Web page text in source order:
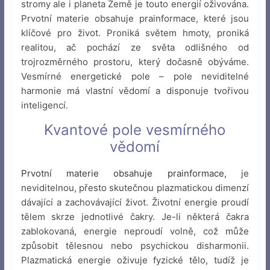
stromy ale i planeta Země je touto energií oživována.
Prvotní materie obsahuje prainformace, které jsou
klíčové pro život. Proniká světem hmoty, proniká
realitou, ač pochází ze světa odlišného od
trojrozměrného prostoru, který dočasně obýváme.
Vesmírné energetické pole – pole neviditelné
harmonie má vlastní vědomí a disponuje tvořivou
inteligencí.
Kvantové pole vesmírného
vědomí
Prvotní materie obsahuje prainformace, je
neviditelnou, přesto skutečnou plazmatickou dimenzí
dávající a zachovávající život. Životní energie proudí
tělem skrze jednotlivé čakry. Je-li některá čakra
zablokovaná, energie neproudí volně, což může
způsobit tělesnou nebo psychickou disharmonii.
Plazmatická energie oživuje fyzické tělo, tudíž je